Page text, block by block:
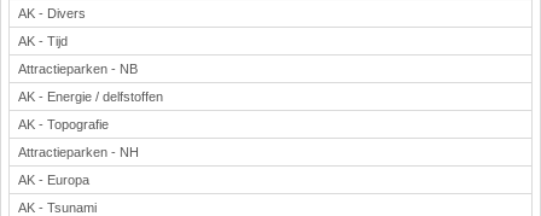
AK - Divers
AK - Tijd
Attractieparken - NB
AK - Energie / delfstoffen
AK - Topografie
Attractieparken - NH
AK - Europa
AK - Tsunami